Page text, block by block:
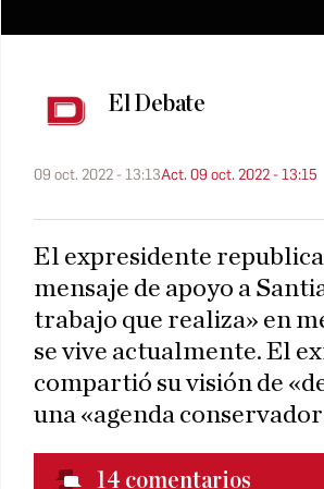
El Debate
09 oct. 2022 - 13:13Act. 09 oct. 2022 - 13:15
El expresidente republicano Donald Trump envió un
mensaje de apoyo a
trabajo que realiza» en
se vive actualmente. El
compartió su visión de
una «agenda
14 comentarios